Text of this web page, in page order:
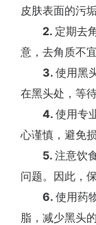
皮肤表面的污
2. 定期去
意，去角质不
3. 使用黑
在黑头处，等
4. 使用专
心谨慎，避免
5. 注意饮
问题。因此，
6. 使用药
脂，减少黑头